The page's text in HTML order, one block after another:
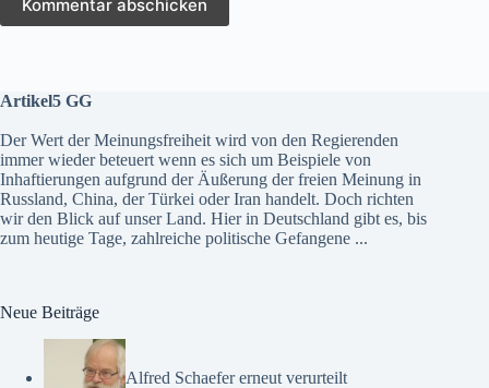
Kommentar abschicken
Artikel5 GG
Der Wert der Meinungsfreiheit wird von den Regierenden
immer wieder beteuert wenn es sich um Beispiele von
Inhaftierungen aufgrund der Äußerung der freien Meinung in
Russland, China, der Türkei oder Iran handelt. Doch richten
wir den Blick auf unser Land. Hier in Deutschland gibt es, bis
zum heutige Tage, zahlreiche politische Gefangene ...
Neue Beiträge
Alfred Schaefer erneut verurteilt